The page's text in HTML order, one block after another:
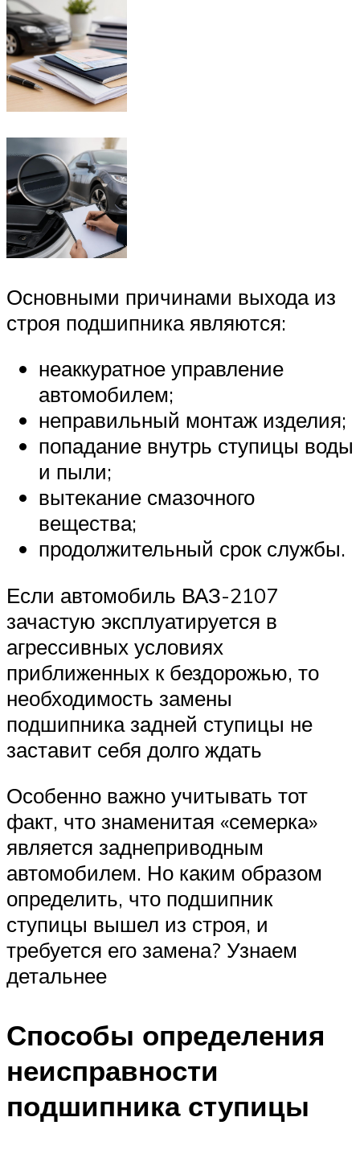
Основными причинами выхода из
строя подшипника являются:
неаккуратное управление
автомобилем;
неправильный монтаж изделия;
попадание внутрь ступицы воды
и пыли;
вытекание смазочного
вещества;
продолжительный срок службы.
Если автомобиль ВАЗ-2107
зачастую эксплуатируется в
агрессивных условиях
приближенных к бездорожью, то
необходимость замены
подшипника задней ступицы не
заставит себя долго ждать
Особенно важно учитывать тот
факт, что знаменитая «семерка»
является заднеприводным
автомобилем. Но каким образом
определить, что подшипник
ступицы вышел из строя, и
требуется его замена? Узнаем
детальнее
Способы определения
неисправности
подшипника ступицы